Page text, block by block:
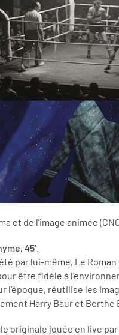
et de l’image animée
45’
par lui-même, Le
être fidèle à
l’époque, réutilise les
Harry Baur et
originale jouée en live